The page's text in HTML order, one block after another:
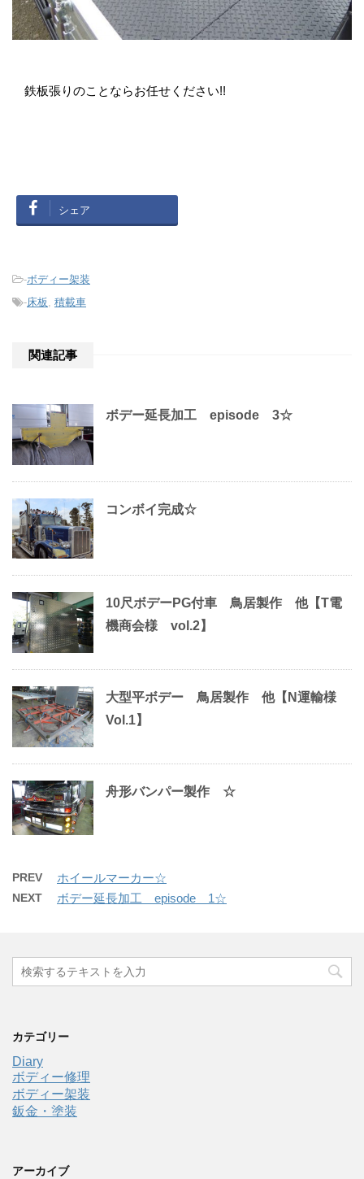
鉄板張りのことならお任せください!!
シェア
-ボディー架装
-床板 積載車
関連記事
ボデー延長加工 episode 3☆
コンボイ完成☆
10尺ボデーPG付車 鳥居製作 他【T電
機商会様 vol.2】
大型平ボデー 鳥居製作 他【N運輸様
Vol.1】
舟形バンパー製作 ☆
PREV ホイールマーカー☆
NEXT ボデー延長加工 episode 1☆
カテゴリー
Diary
ボディー修理
ボディー架装
鈑金・塗装
アーカイブ